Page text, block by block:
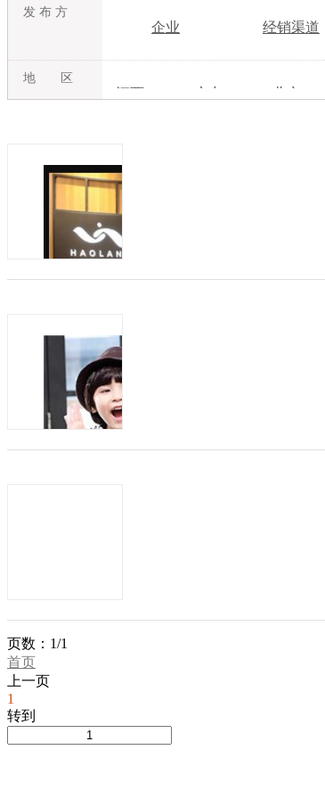
发 布 方
企业 经销渠道
地 区
江西 广东 北京
甘肃
页数：1/1
首页
上一页
1
转到